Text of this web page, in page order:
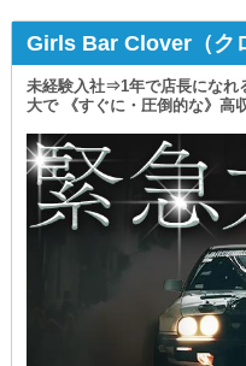
Girls Bar Clover（ク
未経験入社⇒1年で店長になれ
大で 《すぐに・圧倒的な》高